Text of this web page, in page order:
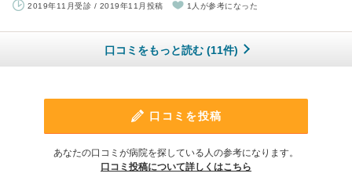
2019年11月受診 / 2019年11月投稿 1人が参考になった
口コミをもっと読む (11件)
口コミを投稿
あなたの口コミが病院を探している人の参考になります。
口コミ投稿について詳しくはこちら